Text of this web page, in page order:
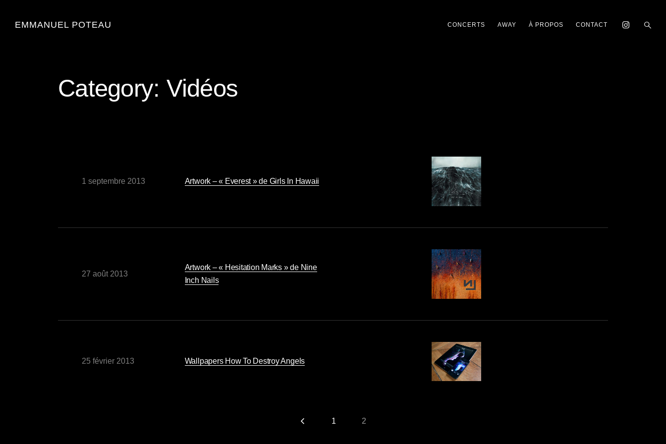
EMMANUEL POTEAU CONCERTS AWAY À PROPOS CONTACT
Category: Vidéos
1 septembre 2013 Artwork – « Everest » de Girls In Hawaii
27 août 2013
Artwork – « Hesitation Marks » de Nine
Inch Nails
25 février 2013 Wallpapers How To Destroy Angels
1 2